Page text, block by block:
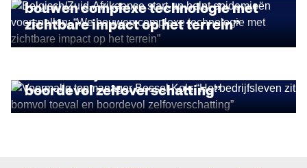
bouwen complexe technologie met
zichtbare impact op het terrein”
STORIES
boordevol zelfoverschatting”